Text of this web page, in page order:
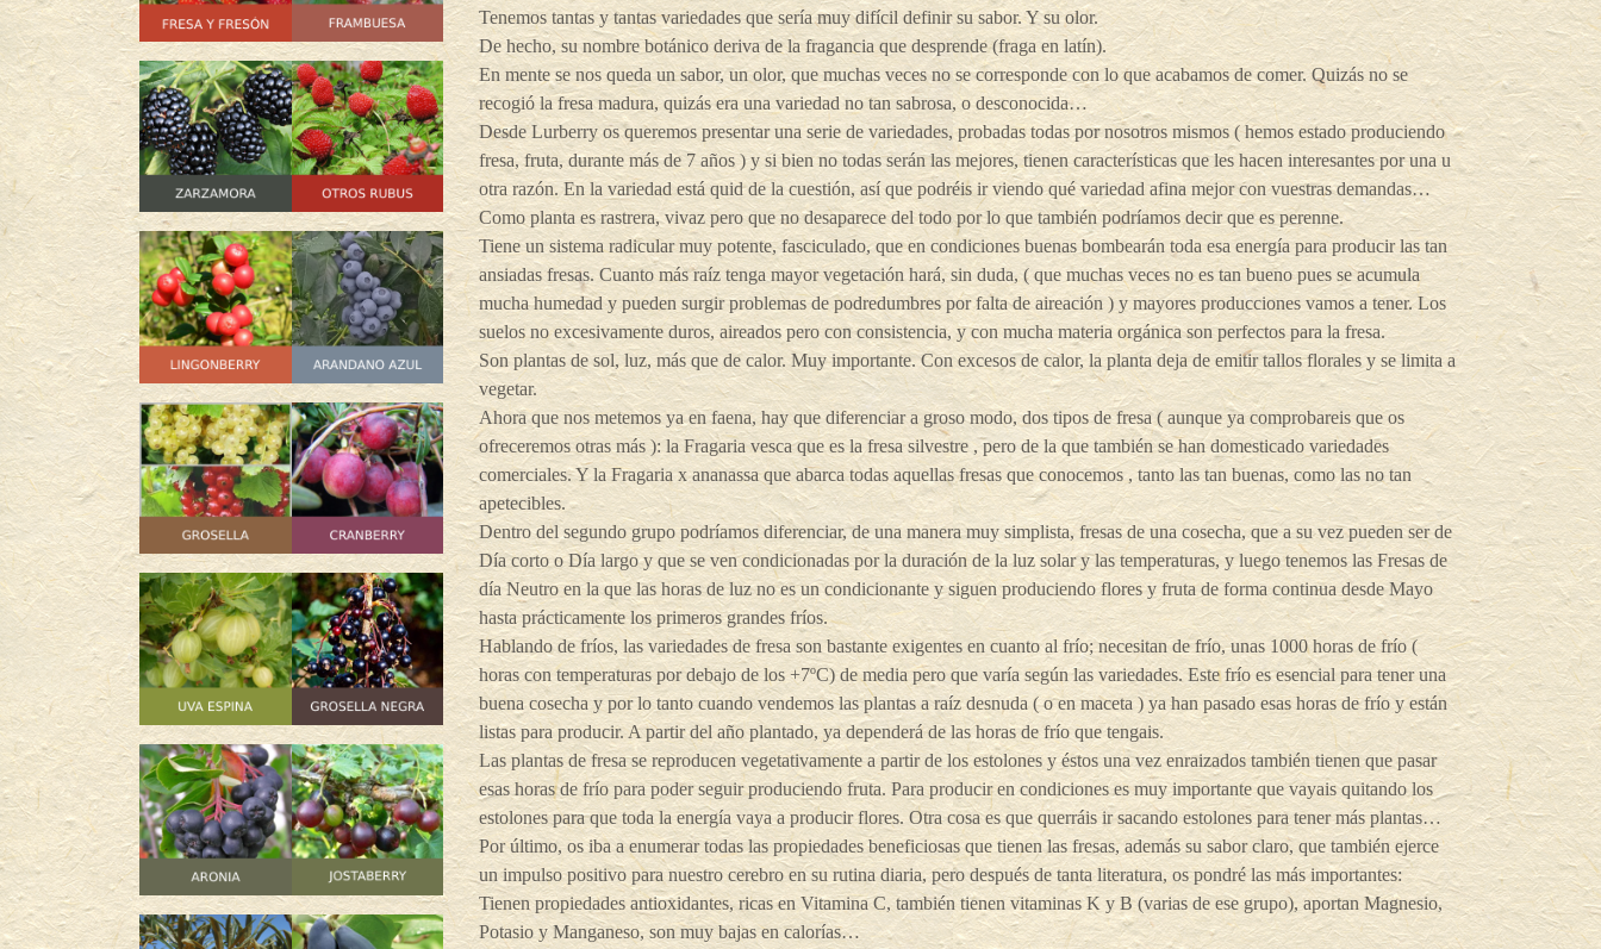
Tenemos tantas y tantas variedades que sería muy difícil definir su sabor. Y su olor.
De hecho, su nombre botánico deriva de la fragancia que desprende (fraga en latín).
En mente se nos queda un sabor, un olor, que muchas veces no se corresponde con lo que acabamos de comer. Quizás no se
recogió la fresa madura, quizás era una variedad no tan sabrosa, o desconocida…
Desde Lurberry os queremos presentar una serie de variedades, probadas todas por nosotros mismos ( hemos estado produciendo
fresa, fruta, durante más de 7 años ) y si bien no todas serán las mejores, tienen características que les hacen interesantes por una u
otra razón. En la variedad está quid de la cuestión, así que podréis ir viendo qué variedad afina mejor con vuestras demandas…
Como planta es rastrera, vivaz pero que no desaparece del todo por lo que también podríamos decir que es perenne.
Tiene un sistema radicular muy potente, fasciculado, que en condiciones buenas bombearán toda esa energía para producir las tan
ansiadas fresas. Cuanto más raíz tenga mayor vegetación hará, sin duda, ( que muchas veces no es tan bueno pues se acumula
mucha humedad y pueden surgir problemas de podredumbres por falta de aireación ) y mayores producciones vamos a tener. Los
suelos no excesivamente duros, aireados pero con consistencia, y con mucha materia orgánica son perfectos para la fresa.
Son plantas de sol, luz, más que de calor. Muy importante. Con excesos de calor, la planta deja de emitir tallos florales y se limita a
vegetar.
Ahora que nos metemos ya en faena, hay que diferenciar a groso modo, dos tipos de fresa ( aunque ya comprobareis que os
ofreceremos otras más ): la Fragaria vesca que es la fresa silvestre , pero de la que también se han domesticado variedades
comerciales. Y la Fragaria x ananassa que abarca todas aquellas fresas que conocemos , tanto las tan buenas, como las no tan
apetecibles.
Dentro del segundo grupo podríamos diferenciar, de una manera muy simplista, fresas de una cosecha, que a su vez pueden ser de
Día corto o Día largo y que se ven condicionadas por la duración de la luz solar y las temperaturas, y luego tenemos las Fresas de
día Neutro en la que las horas de luz no es un condicionante y siguen produciendo flores y fruta de forma continua desde Mayo
hasta prácticamente los primeros grandes fríos.
Hablando de fríos, las variedades de fresa son bastante exigentes en cuanto al frío; necesitan de frío, unas 1000 horas de frío (
horas con temperaturas por debajo de los +7ºC) de media pero que varía según las variedades. Este frío es esencial para tener una
buena cosecha y por lo tanto cuando vendemos las plantas a raíz desnuda ( o en maceta ) ya han pasado esas horas de frío y están
listas para producir. A partir del año plantado, ya dependerá de las horas de frío que tengais.
Las plantas de fresa se reproducen vegetativamente a partir de los estolones y éstos una vez enraizados también tienen que pasar
esas horas de frío para poder seguir produciendo fruta. Para producir en condiciones es muy importante que vayais quitando los
estolones para que toda la energía vaya a producir flores. Otra cosa es que querráis ir sacando estolones para tener más plantas…
Por último, os iba a enumerar todas las propiedades beneficiosas que tienen las fresas, además su sabor claro, que también ejerce
un impulso positivo para nuestro cerebro en su rutina diaria, pero después de tanta literatura, os pondré las más importantes:
Tienen propiedades antioxidantes, ricas en Vitamina C, también tienen vitaminas K y B (varias de ese grupo), aportan Magnesio,
Potasio y Manganeso, son muy bajas en calorías…